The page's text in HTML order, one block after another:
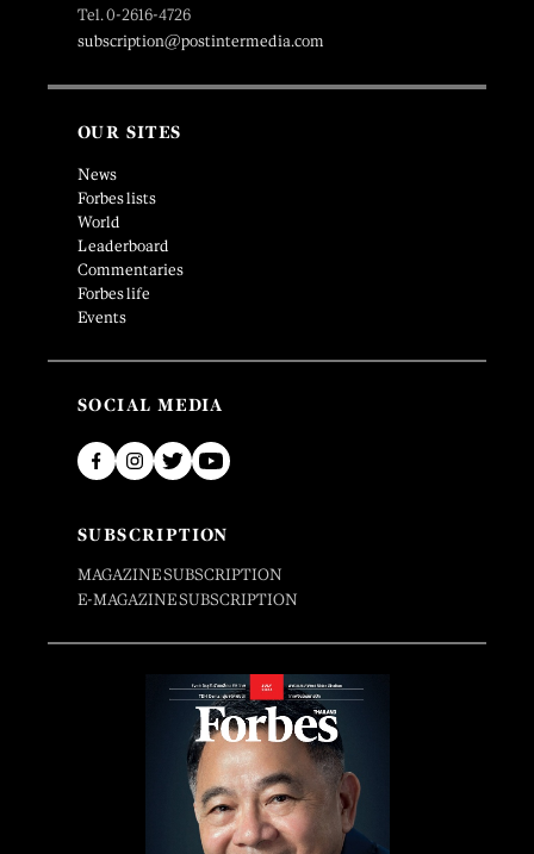
Tel. 0-2616-4726
subscription@postintermedia.com
OUR SITES
News
Forbes lists
World
Leaderboard
Commentaries
Forbes life
Events
SOCIAL MEDIA
SUBSCRIPTION
MAGAZINE SUBSCRIPTION
E-MAGAZINE SUBSCRIPTION